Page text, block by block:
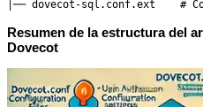
Resumen de la estructura del
Dovecot